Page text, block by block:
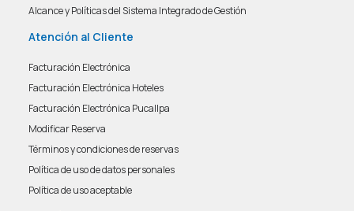
Alcance y Políticas del Sistema Integrado de Gestión
Atención al Cliente
Facturación Electrónica
Facturación Electrónica Hoteles
Facturación Electrónica Pucallpa
Modificar Reserva
Términos y condiciones de reservas
Política de uso de datos personales
Política de uso aceptable